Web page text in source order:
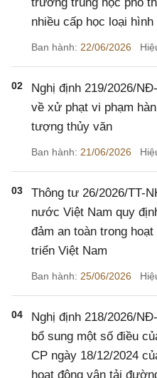
nhiều cấp học loại
Ban hành: 22/06/2026
02
Nghị định 219/2026/
về xử phạt vi phạm
tượng thủy văn
Ban hành: 21/06/2026
03
Thông tư 26/2026/TT-
nước Việt Nam quy
đảm an toàn trong
triển Việt Nam
Ban hành: 25/06/2026
04
Nghị định 218/2026/
bổ sung một số điều
CP ngày 18/12/2024
hoạt động vận tải